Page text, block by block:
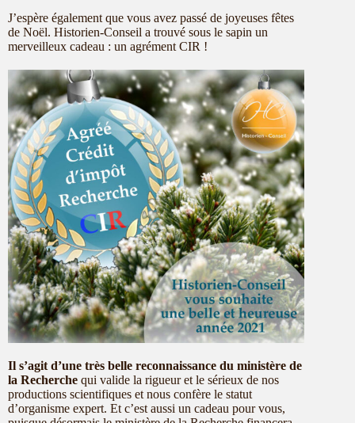
J’espère également que vous avez passé de joyeuses fêtes
de Noël. Historien-Conseil a trouvé sous le sapin un
merveilleux cadeau : un agrément CIR !
Il s’agit d’une très belle reconnaissance du ministère de
la Recherche qui valide la rigueur et le sérieux de nos
productions scientifiques et nous confère le statut
d’organisme expert. Et c’est aussi un cadeau pour vous,